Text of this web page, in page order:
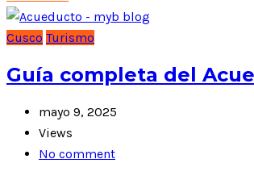
Cusco Turismo
Guía completa del
mayo 9, 2025
Views
No comment